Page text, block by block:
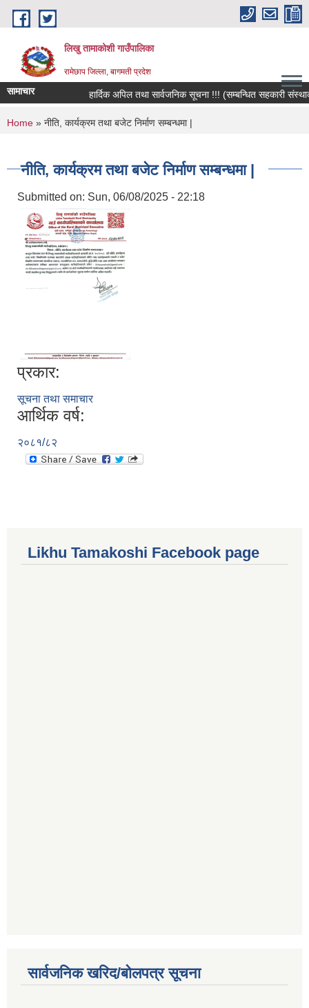
Skip to main content
लिखु तामाकोशी गाउँपालिका
रामेछाप जिल्ला, बागमती प्रदेश
सामाचार हार्दिक अपिल तथा सार्वजनिक सूचना !!! (सम्बन्धित सहकारी संस्थाका
You are here
Home » नीति, कार्यक्रम तथा बजेट निर्माण सम्बन्धमा |
नीति, कार्यक्रम तथा बजेट निर्माण सम्बन्धमा |
Submitted on: Sun, 06/08/2025 - 22:18
प्रकार:
सूचना तथा समाचार
आर्थिक वर्ष:
२०८१/८२
Likhu Tamakoshi Facebook page
सार्वजनिक खरिद/बोलपत्र सूचना